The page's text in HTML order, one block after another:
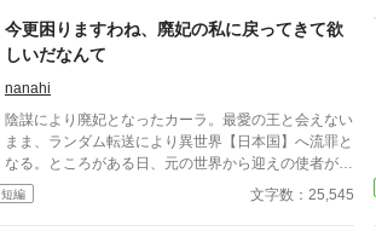
今更困りますわね、廃妃の私に戻ってきて欲
しいだなんて
nanahi
陰謀により廃妃となったカーラ。最愛の王と会えない
まま、ランダム転送により異世界【日本国】へ流罪と
なる。ところがある日、元の世界から迎えの使者がや
って来た。盾の神獣の加護を受けるカーラがいなくな
ったことで、王国の守りの力が弱まり、凶悪モンスタ
短編 文字数：25,545